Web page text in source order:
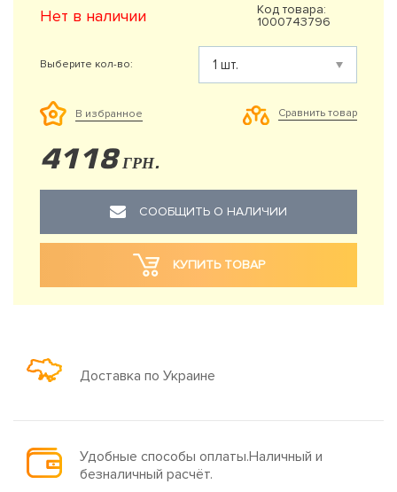
Нет в наличии
Код товара:
1000743796
Выберите кол-во:
В избранное Сравнить товар
4118 ГРН.
СООБЩИТЬ О НАЛИЧИИ
КУПИТЬ ТОВАР
Доставка по Украине
Удобные способы оплаты.Наличный и
безналичный расчёт.